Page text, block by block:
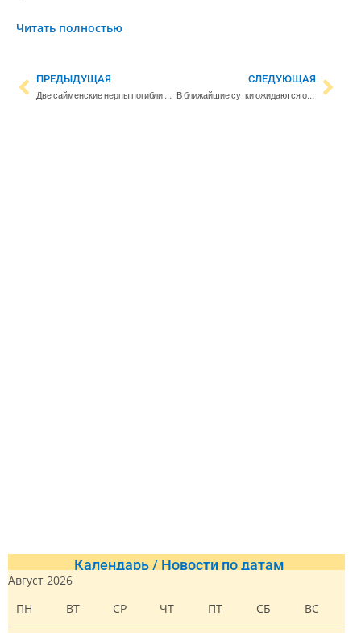
Читать полностью
ПРЕДЫДУЩАЯ
Две сайменские нерпы погибли из-за незаконной рыболовной сети – в одном случае начато расследование
СЛЕДУЮЩАЯ
В ближайшие сутки ожидаются обильные осадки – до 60 миллиметров
Календарь / Новости по датам
Август 2026
ПН
ВТ СР ЧТ ПТ СБ ВС